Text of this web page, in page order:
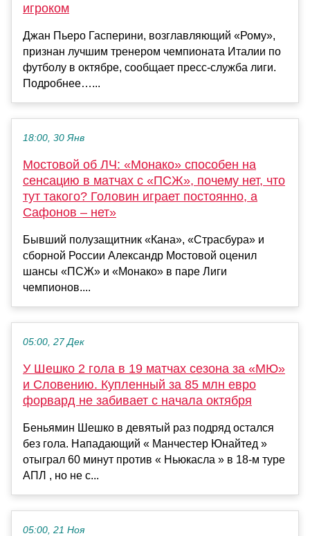
игроком
Джан Пьеро Гасперини, возглавляющий «Рому»,
признан лучшим тренером чемпионата Италии по
футболу в октябре, сообщает пресс‑служба лиги.
Подробнее…...
18:00, 30 Янв
Мостовой об ЛЧ: «Монако» способен на
сенсацию в матчах с «ПСЖ», почему нет, что
тут такого? Головин играет постоянно, а
Сафонов – нет»
Бывший полузащитник «Кана», «Страсбура» и
сборной России Александр Мостовой оценил
шансы «ПСЖ» и «Монако» в паре Лиги
чемпионов....
05:00, 27 Дек
У Шешко 2 гола в 19 матчах сезона за «МЮ»
и Словению. Купленный за 85 млн евро
форвард не забивает с начала октября
Беньямин Шешко в девятый раз подряд остался
без гола. Нападающий « Манчестер Юнайтед »
отыграл 60 минут против « Ньюкасла » в 18-м туре
АПЛ , но не с...
05:00, 21 Ноя